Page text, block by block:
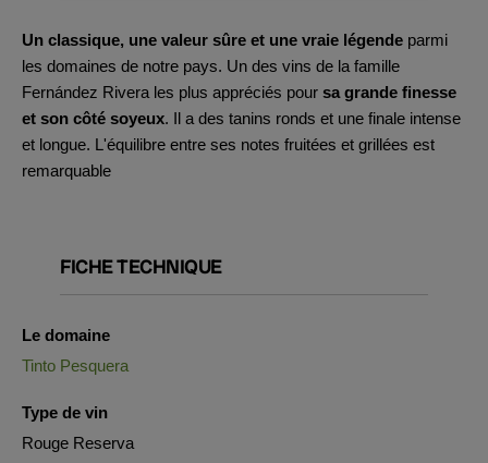
Un classique, une valeur sûre et une vraie légende parmi
les domaines de notre pays. Un des vins de la famille
Fernández Rivera les plus appréciés pour sa grande finesse
et son côté soyeux. Il a des tanins ronds et une finale intense
et longue. L'équilibre entre ses notes fruitées et grillées est
remarquable
FICHE TECHNIQUE
Le domaine
Tinto Pesquera
Type de vin
Rouge Reserva